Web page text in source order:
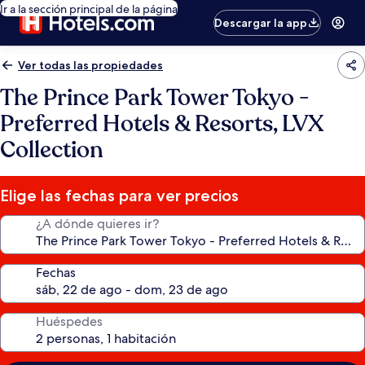
Ir a la sección principal de la página
Descargar la app
Ver todas las propiedades
The Prince Park Tower Tokyo -
Preferred Hotels & Resorts, LVX
Collection
Elige las fechas para ver precios
¿A dónde quieres ir?
Fechas
Huéspedes